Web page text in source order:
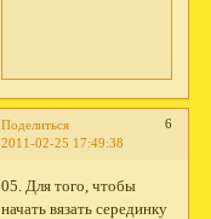
Поделиться
6
2011-02-25 17:49:38
05. Для того, чтобы
начать вязать серединку